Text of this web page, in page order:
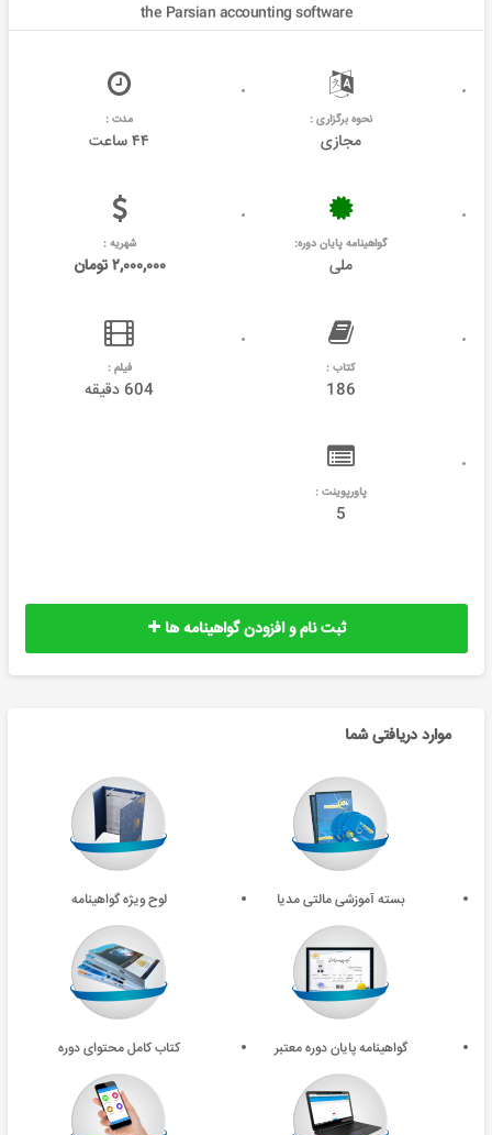
the Parsian accounting software
نحوه برگزاری :
مجازی
مدت :
۴۴ ساعت
گواهینامه پایان دوره:
ملی
شهریه :
۲,۰۰۰,۰۰۰ تومان
کتاب :
186
فیلم :
604 دقیقه
پاورپوینت :
5
ثبت نام و افزودن گواهینامه ها
موارد دریافتی شما
بسته آموزشی مالتی مدیا لوح ویژه گواهینامه
گواهینامه پایان دوره معتبر کتاب کامل محتوای دوره